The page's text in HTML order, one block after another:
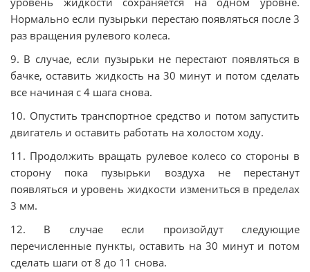
Нормально если пузырьки перестаю появляться после 3
раз вращения рулевого колеса.
9. В случае, если пузырьки не перестают появляться в
бачке, оставить жидкость на 30 минут и потом сделать
все начиная с 4 шага снова.
10. Опустить транспортное средство и потом запустить
двигатель и оставить работать на холостом ходу.
11. Продолжить вращать рулевое колесо со стороны в
сторону пока пузырьки воздуха не перестанут
появляться и уровень жидкости измениться в пределах
3 мм.
12. В случае если произойдут следующие
перечисленные пункты, оставить на 30 минут и потом
сделать шаги от 8 до 11 снова.